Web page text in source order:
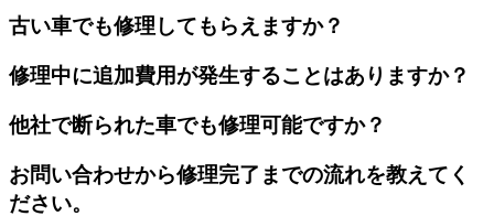
古い車でも修理してもらえますか？
修理中に追加費用が発生することはありますか？
他社で断られた車でも修理可能ですか？
お問い合わせから修理完了までの流れを教えてく
ださい。